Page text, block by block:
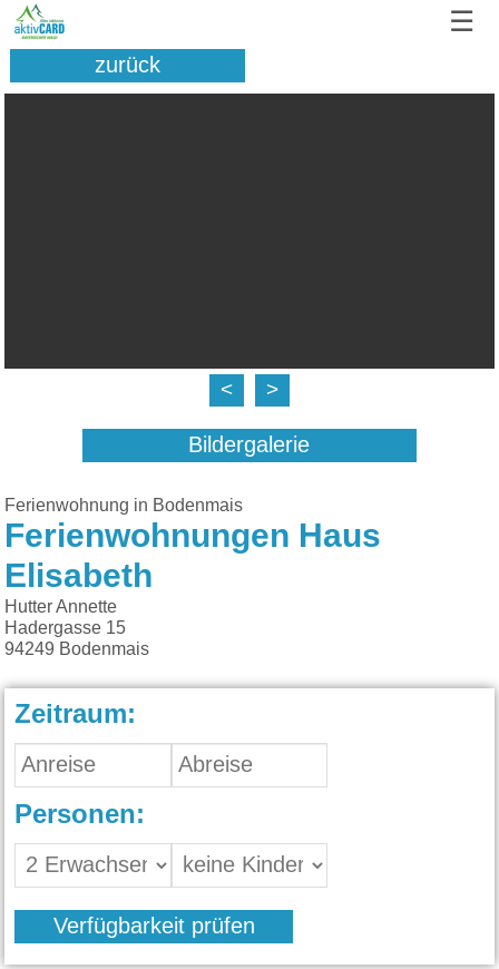
☰
zurück
< >
Bildergalerie
Ferienwohnung in Bodenmais
Ferienwohnungen Haus
Elisabeth
Hutter Annette
Hadergasse 15
94249 Bodenmais
Zeitraum:
Personen:
Verfügbarkeit prüfen